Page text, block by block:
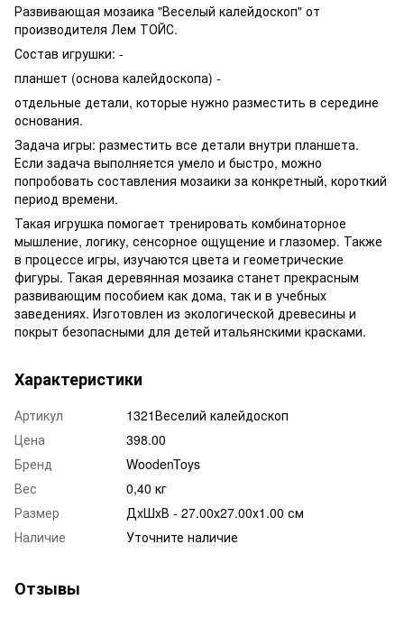
Развивающая мозаика "Веселый калейдоскоп" от
производителя Лем ТОЙС.
Состав игрушки: -
планшет (основа калейдоскопа) -
отдельные детали, которые нужно разместить в середине
основания.
Задача игры: разместить все детали внутри планшета.
Если задача выполняется умело и быстро, можно
попробовать составления мозаики за конкретный, короткий
период времени.
Такая игрушка помогает тренировать комбинаторное
мышление, логику, сенсорное ощущение и глазомер. Также
в процессе игры, изучаются цвета и геометрические
фигуры. Такая деревянная мозаика станет прекрасным
развивающим пособием как дома, так и в учебных
заведениях. Изготовлен из экологической древесины и
покрыт безопасными для детей итальянскими красками.
Характеристики
Артикул
1321Веселий калейдоскоп
Цена
398.00
Бренд
WoodenToys
Вес
0,40 кг
Размер
ДxШxВ - 27.00х27.00х1.00 см
Наличие
Уточните наличие
Отзывы